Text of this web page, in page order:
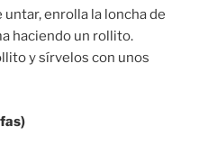
enrolla la loncha de
haciendo un rollito.
y sírvelos con unos